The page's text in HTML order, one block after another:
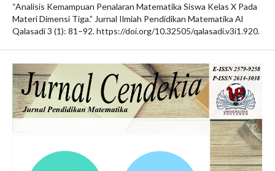
“Analisis Kemampuan Penalaran Matematika Siswa Kelas X Pada
Materi Dimensi Tiga.” Jurnal Ilmiah Pendidikan Matematika Al
Qalasadi 3 (1): 81–92. https://doi.org/10.32505/qalasadi.v3i1.920.